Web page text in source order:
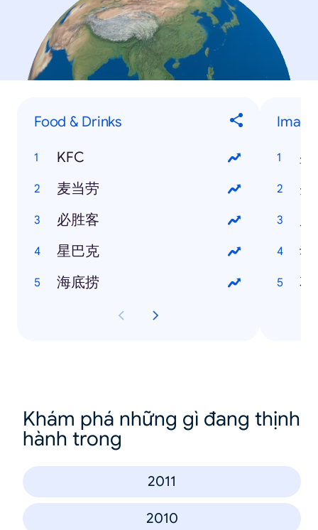
Food & Drinks
KFC
麦当劳
必胜客
星巴克
海底捞
壁
头
动
花
Khám phá những gì đang thịnh
hành trong
2011
2010